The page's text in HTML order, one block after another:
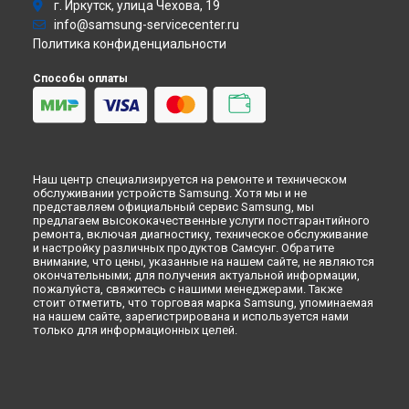
Ульяновске
Ремонт варочной панели GN641DFXR Samsung в
Ремонт варочной панели GN641DFXR Samsung в
Петербурге
Варочная панель
Посудомоечная машина
Морозильная камера
Кондиционер
Духовой шкаф
Вытяжка
г. Иркутск, улица Чехова, 19
info@samsung-servicecenter.ru
Политика конфиденциальности
Способы оплаты
Наш центр специализируется на ремонте и техническом
обслуживании устройств Samsung. Хотя мы и не
представляем официальный сервис Samsung, мы
предлагаем высококачественные услуги постгарантийного
ремонта, включая диагностику, техническое обслуживание
и настройку различных продуктов Самсунг. Обратите
внимание, что цены, указанные на нашем сайте, не являются
окончательными; для получения актуальной информации,
пожалуйста, свяжитесь с нашими менеджерами. Также
стоит отметить, что торговая марка Samsung, упоминаемая
на нашем сайте, зарегистрирована и используется нами
только для информационных целей.